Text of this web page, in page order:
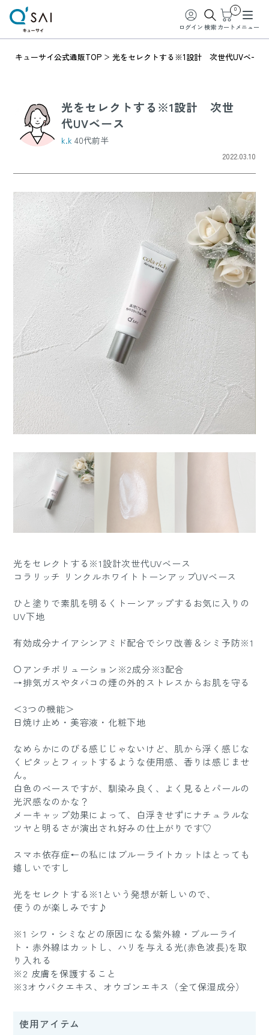
ログイン 検索
0
カート メニュー
キューサイ公式通販TOP 光をセレクトする※1設計 次世代UVベース
光をセレクトする※1設計 次世
代UVベース
k.k40代前半
2022.03.10
光をセレクトする※1設計次世代UVベース
コラリッチ リンクルホワイトトーンアップUVベース
ひと塗りで素肌を明るくトーンアップするお気に入りの
UV下地
有効成分ナイアシンアミド配合でシワ改善＆シミ予防※1
〇アンチポリューション※2成分※3配合
→排気ガスやタバコの煙の外的ストレスからお肌を守る
＜3つの機能＞
日焼け止め・美容液・化粧下地
なめらかにのびる感じじゃないけど、肌から浮く感じな
くピタッとフィットするような使用感、香りは感じませ
ん。
白色のベースですが、馴染み良く、よく見るとパールの
光沢感なのかな？
メーキャップ効果によって、白浮きせずにナチュラルな
ツヤと明るさが演出され好みの仕上がりです♡
スマホ依存症←の私にはブルーライトカットはとっても
嬉しいですし
光をセレクトする※1という発想が新しいので、
使うのが楽しみです♪
※1 シワ・シミなどの原因になる紫外線・ブルーライ
ト・赤外線はカットし、ハリを与える光(赤色波長)を取
り入れる
※2 皮膚を保護すること
※3オウバクエキス、オウゴンエキス（全て保湿成分）
使用アイテム